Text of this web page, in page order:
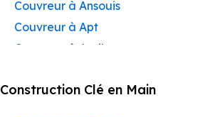
Couvreur à Ansouis
Couvreur à Apt
Couvreur à Auribeau
Couvreur à Avignon
Construction Clé en Main